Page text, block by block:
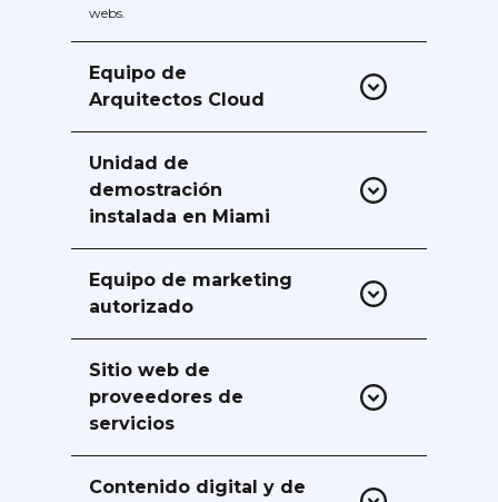
webs.
Equipo de
Arquitectos Cloud
Unidad de
demostración
instalada en Miami
que utilizan la infraestructura AEC
Equipo de marketing
autorizado
Sitio web de
proveedores de
servicios
visibilidad local y consultas
Contenido digital y de